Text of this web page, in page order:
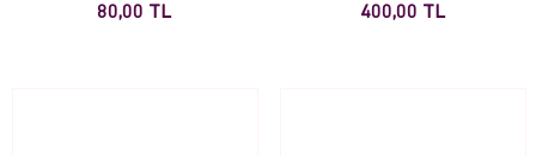
80,00 TL 400,00 TL